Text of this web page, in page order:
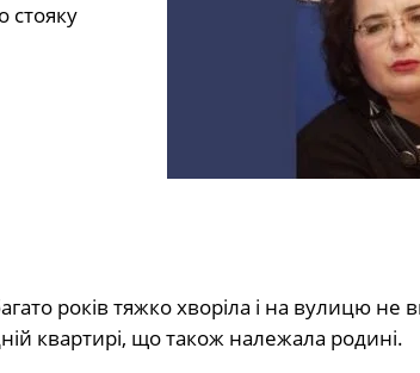
стояку
років тяжко хворіла і на вулицю
квартирі, що також належала родині.